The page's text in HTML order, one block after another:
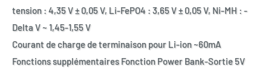
tension : 4,35 V ± 0,05 V, Li-FePO4 : 3,65 V ± 0,05 V, Ni-MH : -
Delta V ~ 1,45-1,55 V
Courant de charge de terminaison pour Li-ion ~60mA
Fonctions supplémentaires Fonction Power Bank-Sortie 5V